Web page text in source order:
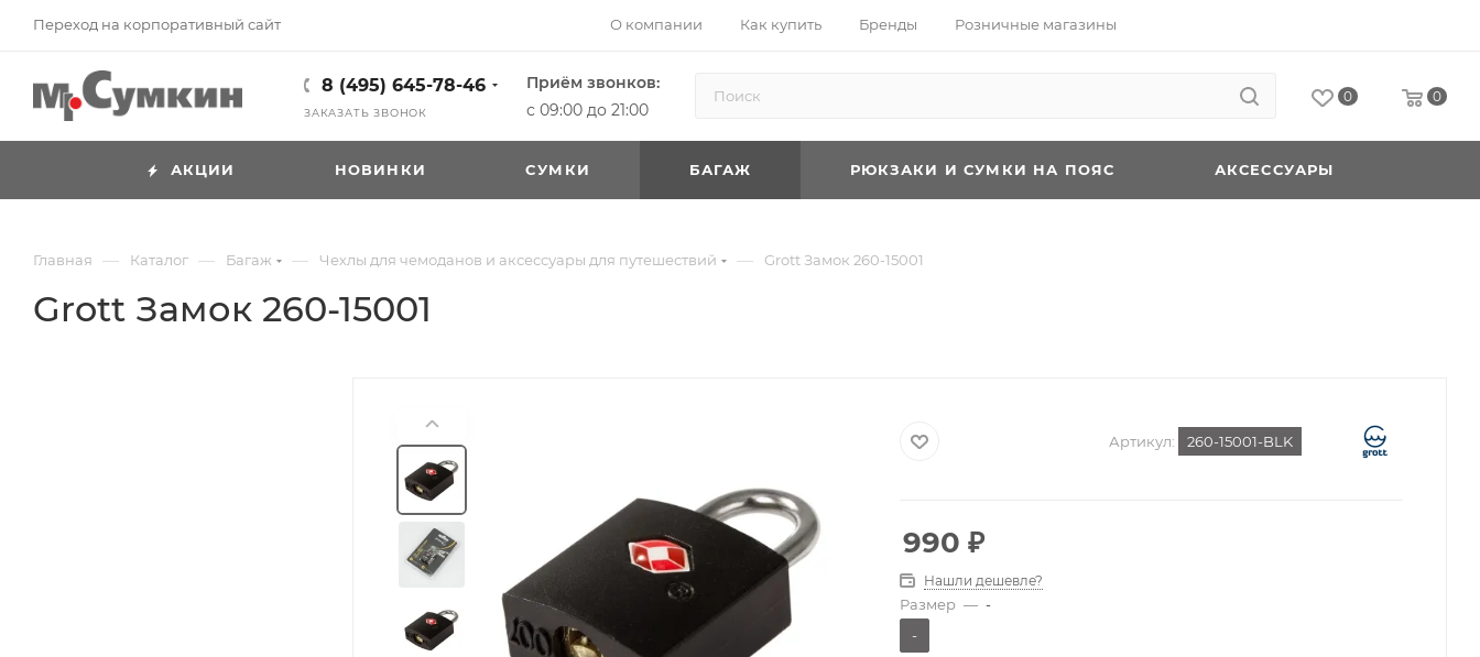
Переход на корпоративный сайт О компании Как купить Бренды Розничные магазины
8 (495) 645-78-46
ЗАКАЗАТЬ ЗВОНОК
Приём звонков:
с 09:00 до 21:00
0 0
АКЦИИ НОВИНКИ CУМКИ БАГАЖ РЮКЗАКИ И СУМКИ НА ПОЯС АКСЕССУАРЫ
Главная — Каталог — Багаж — Чехлы для чемоданов и аксессуары для путешествий — Grott Замок 260-15001
Grott Замок 260-15001
Артикул: 260-15001-BLK
990 ₽
Нашли дешевле?
Размер — -
-